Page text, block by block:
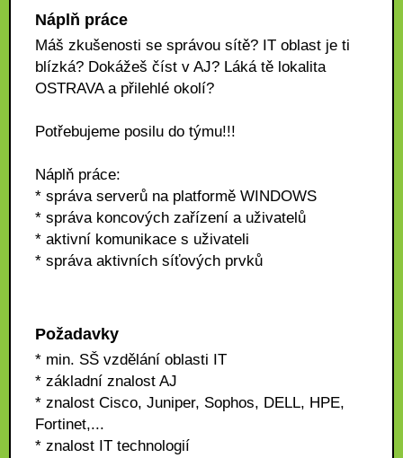
Náplň práce
Máš zkušenosti se správou sítě? IT oblast je ti
blízká? Dokážeš číst v AJ? Láká tě lokalita
OSTRAVA a přilehlé okolí?
Potřebujeme posilu do týmu!!!
Náplň práce:
* správa serverů na platformě WINDOWS
* správa koncových zařízení a uživatelů
* aktivní komunikace s uživateli
* správa aktivních síťových prvků
Požadavky
* min. SŠ vzdělání oblasti IT
* základní znalost AJ
* znalost Cisco, Juniper, Sophos, DELL, HPE,
Fortinet,...
* znalost IT technologií